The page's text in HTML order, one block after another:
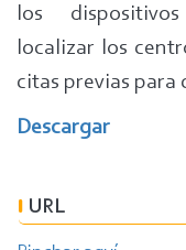
los
localizar los
citas previas para
Descargar
URL